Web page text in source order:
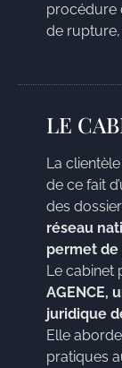
procédure
de rupture,
LE
La
de ce fait
des
réseau
permet de
Le cabinet
AGENCE,
juridique
Elle
pratiques